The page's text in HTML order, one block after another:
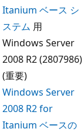
Itanium ベース シ
ステム 用
Windows Server
2008 R2 (2807986)
(重要)
Windows Server
2008 R2 for
Itanium ベースの